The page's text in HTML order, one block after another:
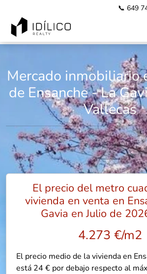
📞 649
Mercado inmobiliario
de Ensanche - La
Vallecas
El precio del metro
vivienda en venta en
Gavia en Julio de
4.273 €/m2
El precio medio de la vivienda en
está 24 € por debajo respecto al